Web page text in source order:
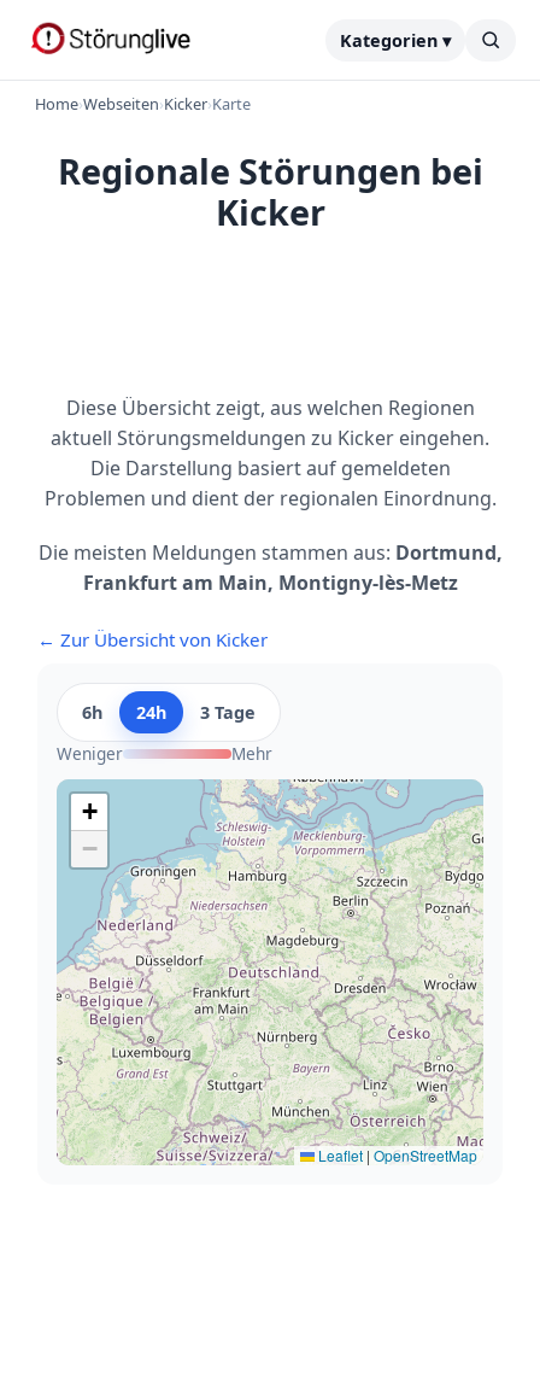
Kategorien ▾
Home›Webseiten›Kicker›Karte
Regionale Störungen bei
Kicker
Diese Übersicht zeigt, aus welchen Regionen
aktuell Störungsmeldungen zu Kicker eingehen.
Die Darstellung basiert auf gemeldeten
Problemen und dient der regionalen Einordnung.
Die meisten Meldungen stammen aus: Dortmund,
Frankfurt am Main, Montigny-lès-Metz
← Zur Übersicht von Kicker
6h 24h
3 Tage
Weniger
Mehr
+
−
Leaflet | OpenStreetMap